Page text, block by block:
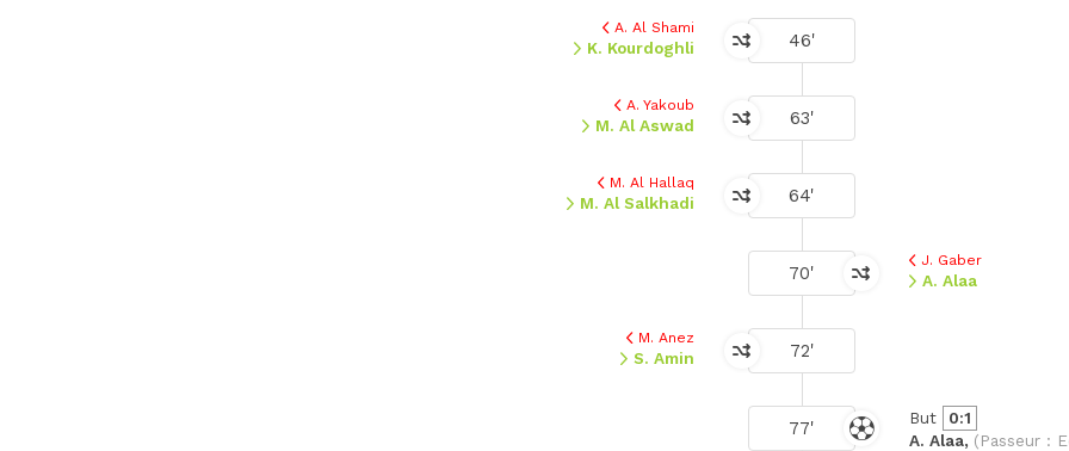
46'
A. Al Shami
K. Kourdoghli
63'
A. Yakoub
M. Al Aswad
64'
M. Al Hallaq
M. Al Salkhadi
70'
J. Gaber
A. Alaa
72'
M. Anez
S. Amin
77' But
0:1
A. Alaa, (Passeur :